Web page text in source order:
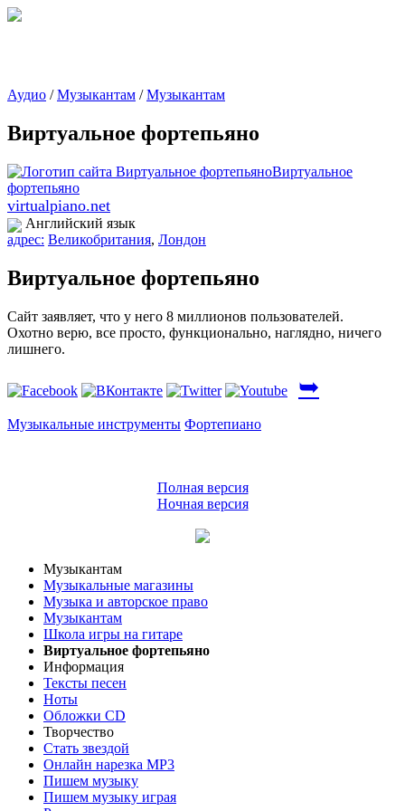
Аудио /Музыкантам /Музыкантам
Виртуальное фортепьяно
virtualpiano.net
Английский язык
адрес: Великобритания, Лондон
Виртуальное фортепьяно
Сайт заявляет, что у него 8 миллионов пользователей.
Охотно верю, все просто, функционально, наглядно, ничего
лишнего.
➥
Музыкальные инструменты Фортепиано
Полная версия
Ночная версия
Музыкантам
Музыкальные магазины
Музыка и авторское право
Музыкантам
Школа игры на гитаре
Виртуальное фортепьяно
Информация
Тексты песен
Ноты
Обложки CD
Творчество
Стать звездой
Онлайн нарезка MP3
Пишем музыку
Пишем музыку играя